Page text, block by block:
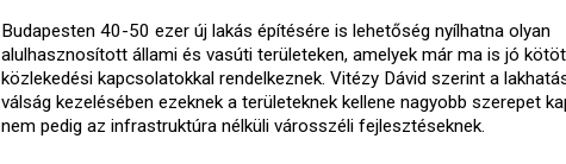
Budapesten 40-50 ezer új lakás építésére is lehetőség nyílhatna olyan
alulhasznosított állami és vasúti területeken, amelyek már ma is jó
közlekedési kapcsolatokkal rendelkeznek. Vitézy Dávid szerint a
válság kezelésében ezeknek a területeknek kellene nagyobb szerepet
nem pedig az infrastruktúra nélküli városszéli fejlesztéseknek.